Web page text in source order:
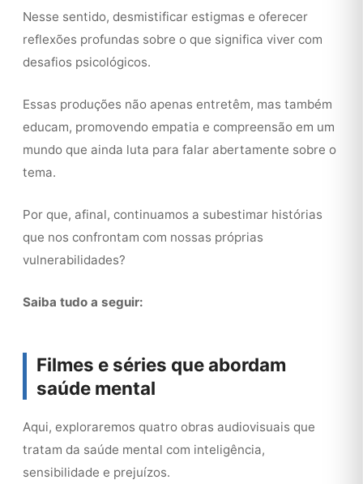
Nesse sentido, desmistificar estigmas e oferecer
reflexões profundas sobre o que significa viver com
desafios psicológicos.
Essas produções não apenas entretêm, mas também
educam, promovendo empatia e compreensão em um
mundo que ainda luta para falar abertamente sobre o
tema.
Por que, afinal, continuamos a subestimar histórias
que nos confrontam com nossas próprias
vulnerabilidades?
Saiba tudo a seguir:
Filmes e séries que abordam
saúde mental
Aqui, exploraremos quatro obras audiovisuais que
tratam da saúde mental com inteligência,
sensibilidade e prejuízos.